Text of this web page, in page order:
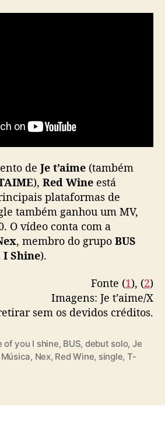
m
R
e
d
W
i
e
de Je t’aime (também
), Red Wine está
plataformas de
também ganhou um MV,
O vídeo conta com a
, membro do grupo BUS
I Shine).
Fonte (1), (2)
Imagens: Je t’aime/X
sem os devidos créditos.
of you I shine, BUS, debut solo, Je
Música, Nex, Red Wine, single, T-